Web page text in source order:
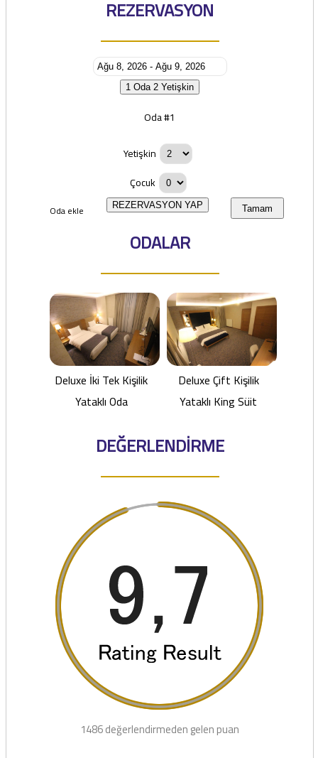
REZERVASYON
1 Oda 2 Yetişkin
Oda #1
Yetişkin
Çocuk
Oda ekle Tamam
REZERVASYON YAP
ODALAR
Deluxe İki Tek Kişilik
Yataklı Oda
Deluxe Çift Kişilik
Yataklı King Süit
DEĞERLENDİRME
1486 değerlendirmeden gelen puan